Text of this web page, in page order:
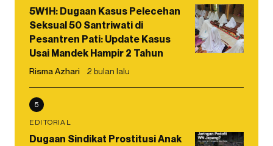
5W1H: Dugaan Kasus Pelecehan
Seksual 50 Santriwati di
Pesantren Pati: Update Kasus
Usai Mandek Hampir 2 Tahun
Risma Azhari 2 bulan lalu
5
EDITORIAL
Dugaan Sindikat Prostitusi Anak